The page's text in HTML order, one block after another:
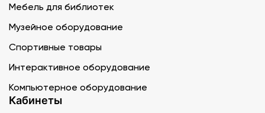
Мебель для библиотек
Музейное оборудование
Спортивные товары
Интерактивное оборудование
Компьютерное оборудование
Кабинеты